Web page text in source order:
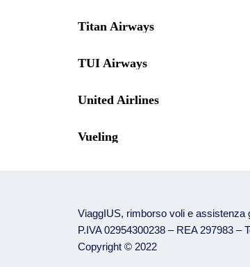
Titan Airways
TUI Airways
United Airlines
Vueling
ViaggIUS, rimborso voli e assistenza
P.IVA 02954300238 – REA 297983 –
Copyright © 2022